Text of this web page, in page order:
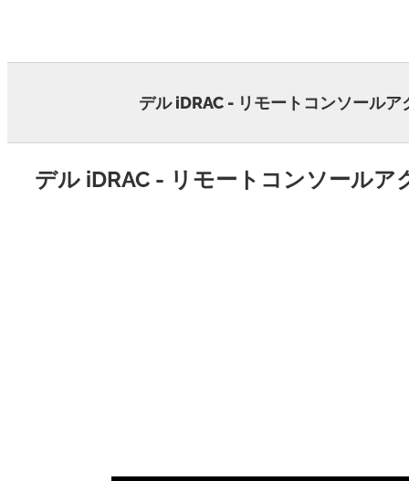
デル iDRAC - リモートコンソールア
デル iDRAC - リモートコンソールア